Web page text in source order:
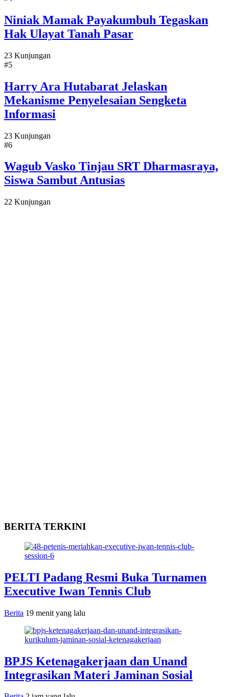
Niniak Mamak Payakumbuh Tegaskan
Hak Ulayat Tanah Pasar
23 Kunjungan
#5
Harry Ara Hutabarat Jelaskan
Mekanisme Penyelesaian Sengketa
Informasi
23 Kunjungan
#6
Wagub Vasko Tinjau SRT Dharmasraya,
Siswa Sambut Antusias
22 Kunjungan
BERITA TERKINI
PELTI Padang Resmi Buka Turnamen
Executive Iwan Tennis Club
Berita 19 menit yang lalu
BPJS Ketenagakerjaan dan Unand
Integrasikan Materi Jaminan Sosial